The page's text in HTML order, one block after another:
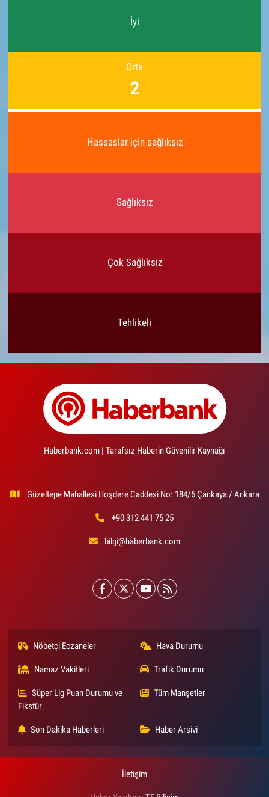
İyi
Orta
2
Hassaslar için sağlıksız
Sağlıksız
Çok Sağlıksız
Tehlikeli
Haberbank.com | Tarafsız Haberin Güvenilir Kaynağı
Güzeltepe Mahallesi Hoşdere Caddesi No: 184/6 Çankaya / Ankara
+90 312 441 75 25
bilgi@haberbank.com
Nöbetçi Eczaneler Hava Durumu
Namaz Vakitleri Trafik Durumu
Süper Lig Puan Durumu ve
Fikstür
Tüm Manşetler
Son Dakika Haberleri Haber Arşivi
İletişim